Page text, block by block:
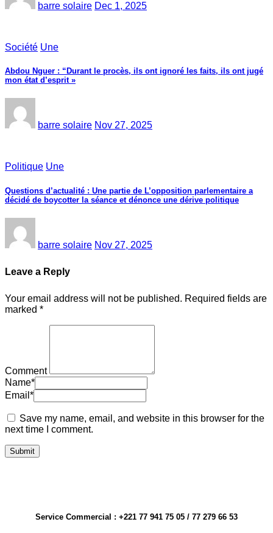
barre solaire Dec 1, 2025
Société Une
Abdou Nguer : “Durant le procès, ils ont ignoré les faits, ils ont jugé
mon état d’esprit »
barre solaire Nov 27, 2025
Politique Une
Questions d’actualité : Une partie de L’opposition parlementaire a
décidé de boycotter la séance et dénonce une dérive politique
barre solaire Nov 27, 2025
Leave a Reply
Your email address will not be published. Required fields are
marked *
Comment
Name*
Email *
Save my name, email, and website in this browser for the
next time I comment.
Service Commercial : +221 77 941 75 05 / 77 279 66 53